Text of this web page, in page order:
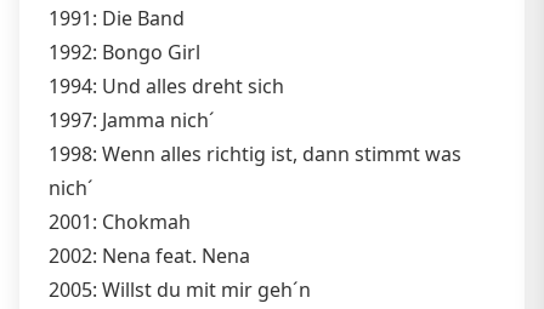
1991: Die Band
1992: Bongo Girl
1994: Und alles dreht sich
1997: Jamma nich´
1998: Wenn alles richtig ist, dann stimmt was
nich´
2001: Chokmah
2002: Nena feat. Nena
2005: Willst du mit mir geh´n